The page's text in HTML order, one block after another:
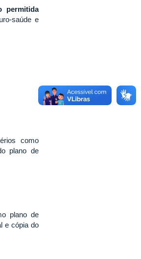
permitida
saúde e
como
plano de
plano de
e cópia do